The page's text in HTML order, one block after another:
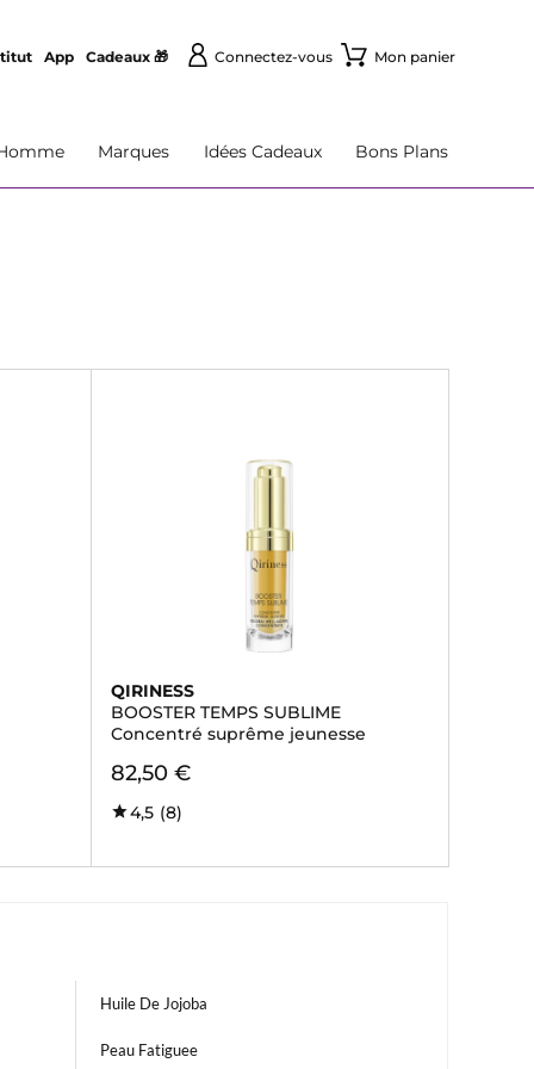
App Cadeaux 🎁 Connectez-vous Mon panier
Marques Idées Cadeaux Bons Plans
QIRINESS
BOOSTER TEMPS SUBLIME
Concentré suprême jeunesse
82,50 €
4,5 (8)
Huile De Jojoba
Peau Fatiguee